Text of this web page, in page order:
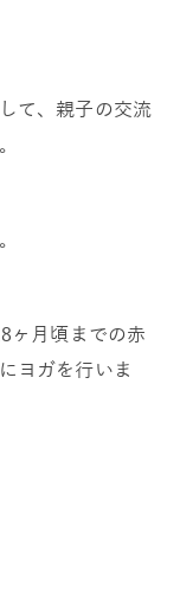
て、親子の交流
ヶ月頃までの赤
ヨガを行いま